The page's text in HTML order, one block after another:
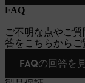
FAQ
ご不明な点やご
答をこちらからご
FAQの回答を